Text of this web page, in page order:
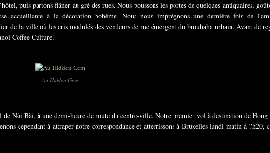
puis partons flâner au gré des rues. Nous poussons les portes de quelques antiquaires,
accueillante à la décoration bohème. Nous nous imprégnons une dernière fois de
de la ville où les cris modulés des vendeurs de rue émergent du brouhaha urbain. Avant de
Coffee Culture.
Au Hidden Gem
de Nội Bài, à une demi-heure de route du centre-ville. Notre premier vol à destination de Hong
cependant à attraper notre correspondance et atterrissons à Bruxelles lundi matin à 7h20,